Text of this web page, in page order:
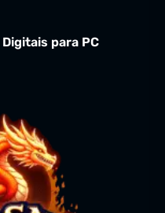
para PC